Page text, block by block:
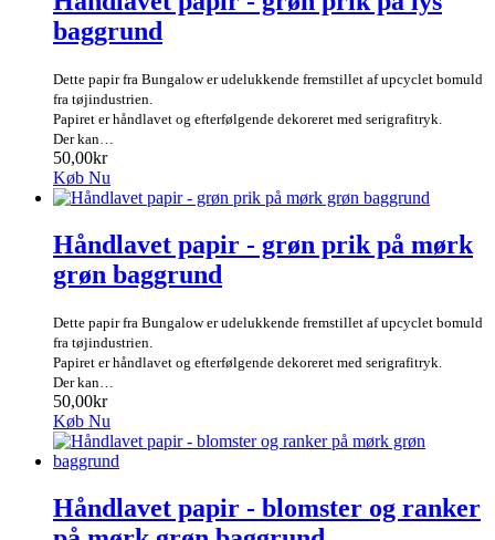
baggrund
Dette papir fra Bungalow er udelukkende fremstillet af upcyclet bomuld
fra tøjindustrien.
Papiret er håndlavet og efterfølgende dekoreret med serigrafitryk.
Der kan…
50,00kr
Køb Nu
Håndlavet papir - grøn prik på mørk
grøn baggrund
Dette papir fra Bungalow er udelukkende fremstillet af upcyclet bomuld
fra tøjindustrien.
Papiret er håndlavet og efterfølgende dekoreret med serigrafitryk.
Der kan…
50,00kr
Køb Nu
Håndlavet papir - blomster og ranker